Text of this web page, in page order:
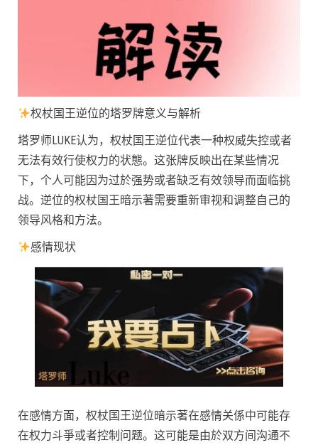
权杖国王逆位的塔罗牌意义与解析
塔罗师LUKE认为，权杖国王逆位代表一种权威失控或者
无法有效行使权力的状態。这张牌反映出在某些情况
下，个人可能因为过於强势或者缺乏有效领导而面临挑
战。逆位的权杖国王暗示著需要重新审视和调整自己的
领导风格和方法。
感情现状
在感情方面，权杖国王逆位暗示著在感情关係中可能存
在权力斗爭或者控制问题。这可能是由於双方间沟通不